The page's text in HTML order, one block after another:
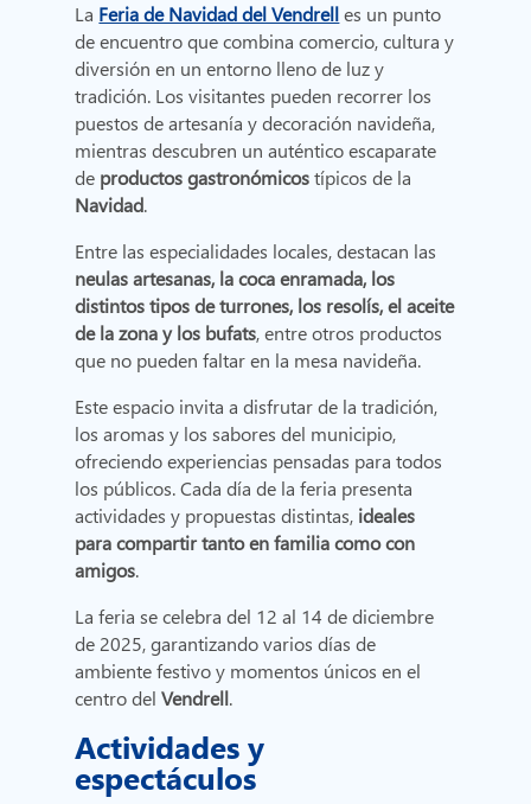
La Feria de Navidad del Vendrelles un punto
de encuentro que combina comercio, cultura y
diversión en un entorno lleno de luz y
tradición. Los visitantes pueden recorrer los
puestos de artesanía y decoración navideña,
mientras descubren un auténtico escaparate
de productos gastronómicostípicos de la
Navidad.
Entre las especialidades locales, destacan las
neulas artesanas, la coca enramada, los
distintos tipos de turrones, los resolís, el aceite
de la zona y los bufats, entre otros productos
que no pueden faltar en la mesa navideña.
Este espacio invita a disfrutar de la tradición,
los aromas y los sabores del municipio,
ofreciendo experiencias pensadas para todos
los públicos. Cada día de la feria presenta
actividades y propuestas distintas, ideales
para compartir tanto en familia como con
amigos.
La feria se celebra del 12 al 14 de diciembre
de 2025, garantizando varios días de
ambiente festivo y momentos únicos en el
centro delVendrell.
Actividades y
espectáculos